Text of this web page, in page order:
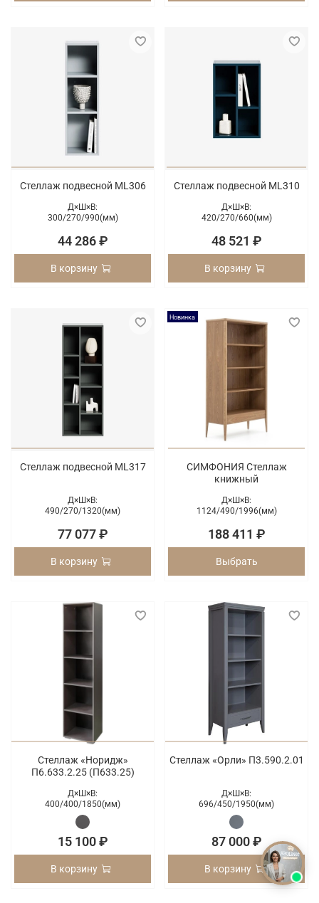
Стеллаж подвесной ML306
Д×Ш×В:
300/270/990(мм)
44 286 ₽
В корзину
Стеллаж подвесной ML310
Д×Ш×В:
420/270/660(мм)
48 521 ₽
В корзину
Стеллаж подвесной ML317
Д×Ш×В:
490/270/1320(мм)
77 077 ₽
В корзину
Новинка
СИМФОНИЯ Стеллаж
книжный
Д×Ш×В:
1124/490/1996(мм)
188 411 ₽
Выбрать
Стеллаж «Норидж»
П6.633.2.25 (П633.25)
Д×Ш×В:
400/400/1850(мм)
15 100 ₽
В корзину
Стеллаж «Орли» П3.590.2.01
Д×Ш×В:
696/450/1950(мм)
87 000 ₽
В корзину